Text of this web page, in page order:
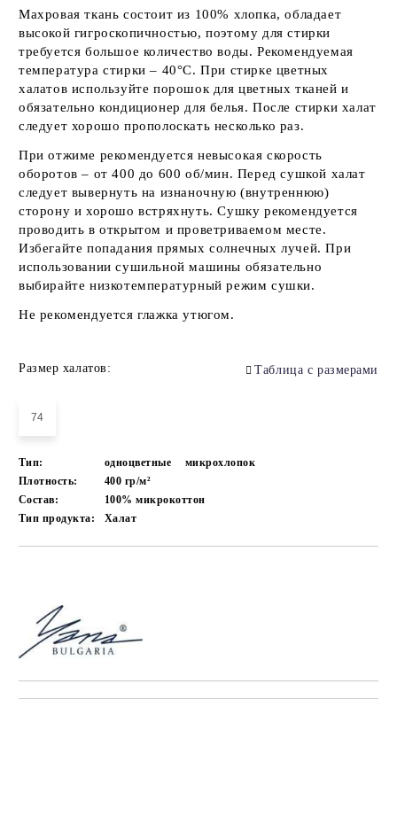
Махровая ткань состоит из 100% хлопка, обладает
высокой гигроскопичностью, поэтому для стирки
требуется большое количество воды. Рекомендуемая
температура стирки – 40°С. При стирке цветных
халатов используйте порошок для цветных тканей и
обязательно кондиционер для белья. После стирки халат
следует хорошо прополоскать несколько раз.
При отжиме рекомендуется невысокая скорость
оборотов – от 400 до 600 об/мин. Перед сушкой халат
следует вывернуть на изнаночную (внутреннюю)
сторону и хорошо встряхнуть. Сушку рекомендуется
проводить в открытом и проветриваемом месте.
Избегайте попадания прямых солнечных лучей. При
использовании сушильной машины обязательно
выбирайте низкотемпературный режим сушки.
Не рекомендуется глажка утюгом.
Размер халатов: Таблица с размерами
74
Тип: одноцветные
микрохлопок
Плотность:
400 гр/м²
Состав:
100% микрокоттон
Тип продукта:
Халат